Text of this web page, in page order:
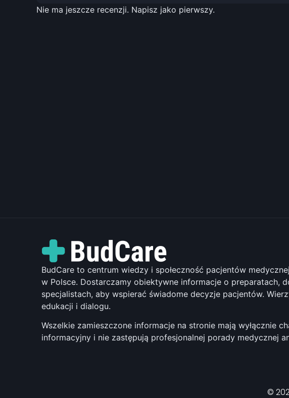
Nie ma jeszcze recenzji. Napisz jako pierwszy.
BudCare to centrum wiedzy i społeczność pacjentów
w Polsce. Dostarczamy obiektywne informacje o preparatach,
specjalistach, aby wspierać świadome decyzje pacjentów.
edukacji i dialogu.
Wszelkie zamieszczone informacje na stronie mają wyłącznie
informacyjny i nie zastępują profesjonalnej porady medycznej
©